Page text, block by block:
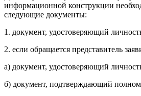
информационной конструкции
следующие документы:
1. документ, удостоверяющий
2. если обращается представитель
а) документ, удостоверяющий
б) документ, подтверждающий